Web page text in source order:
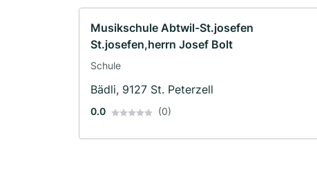
Musikschule Abtwil-St.josefen
St.josefen,herrn Josef Bolt
Schule
Bädli, 9127 St. Peterzell
0.0 (0)